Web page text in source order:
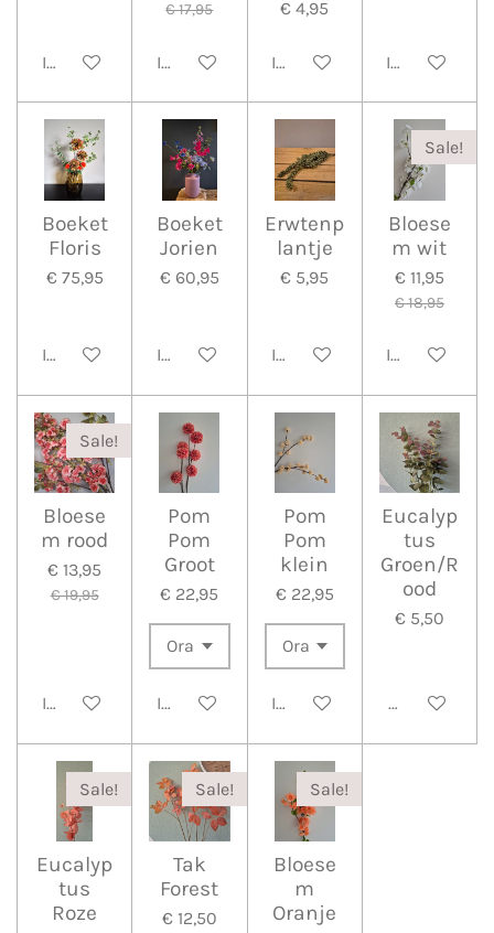
In winkelwagen
€ 17,95
In winkelwagen
€ 4,95
In winkelwagen
In
Boeket
Floris
€ 75,95
In winkelwagen
Boeket
Jorien
€ 60,95
In winkelwagen
Erwtenp
lantje
€ 5,95
In winkelwagen
Sale!
Bloese
m wit
€ 11,95
€ 18,95
In
Sale!
Bloese
m rood
€ 13,95
€ 19,95
In winkelwagen
Pom
Pom
Groot
€ 22,95
In winkelwagen
Pom
Pom
klein
€ 22,95
In winkelwagen
Eucalyp
tus
Groen/R
ood
€ 5,50
Bekijk
Sale!
Eucalyp
tus
Roze
Sale!
Tak
Forest
€ 12,50
Sale!
Bloese
m
Oranje